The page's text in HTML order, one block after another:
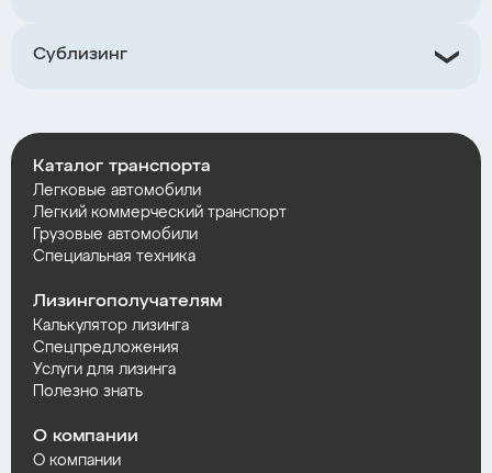
Сублизинг
Каталог транспорта
Легковые автомобили
Легкий коммерческий транспорт
Грузовые автомобили
Специальная техника
Лизингополучателям
Калькулятор лизинга
Спецпредложения
Услуги для лизинга
Полезно знать
О компании
О компании